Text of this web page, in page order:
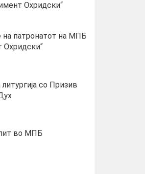
Охридски“
патронатот на МПБ
Охридски“
литургија со Призив
во МПБ